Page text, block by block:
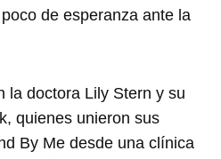
de esperanza ante la
la doctora Lily Stern y su
quienes unieron sus
By Me desde una clínica